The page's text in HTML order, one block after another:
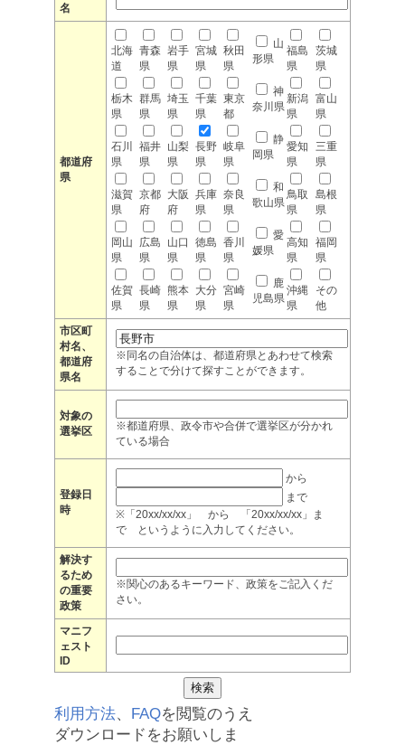
名
都道府
県
北海
道
青森
県
岩手
県
宮城
県
秋田
県
山
形県
福島
県
茨城
県
栃木
県
群馬
県
埼玉
県
千葉
県
東京
都
神
奈川県
新潟
県
富山
県
石川
県
福井
県
山梨
県
長野
県
岐阜
県
静
岡県
愛知
県
三重
県
滋賀
県
京都
府
大阪
府
兵庫
県
奈良
県
和
歌山県
鳥取
県
島根
県
岡山
県
広島
県
山口
県
徳島
県
香川
県
愛
媛県
高知
県
福岡
県
佐賀
県
長崎
県
熊本
県
大分
県
宮崎
県
鹿
児島県
沖縄
県
その
他
市区町
村名、
都道府
県名
※同名の自治体は、都道府県とあわせて検索
することで分けて探すことができます。
対象の
選挙区
※都道府県、政令市や合併で選挙区が分かれ
ている場合
登録日
時
から
まで
※「20xx/xx/xx」 から 「20xx/xx/xx」ま
で というように入力してください。
解決す
るため
の重要
政策
※関心のあるキーワード、政策をご記入くだ
さい。
マニフ
ェスト
ID
利用方法、 FAQを閲覧のうえ
ダウンロードをお願いしま